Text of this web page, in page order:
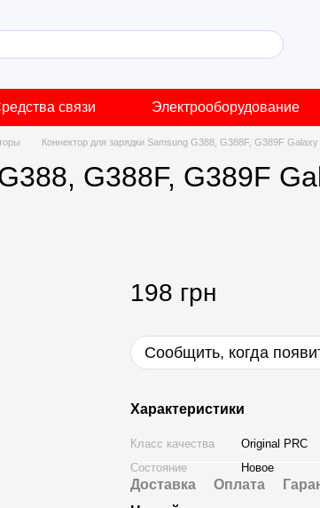
связи Электрооборудование
Коннектор для зарядки Samsung G388, G388F, G389F
G388F, G389F
198 грн
Сообщить, когда
Характеристики
Класс качества
Original PRC
Состояние
Новое
Доставка Оплата